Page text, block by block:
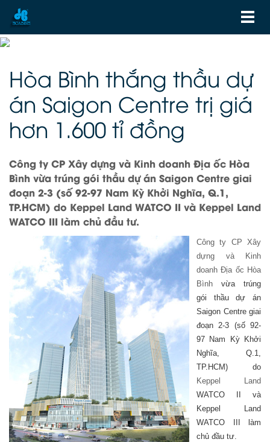
Hòa Bình thắng thầu dự
án Saigon Centre trị giá
hơn 1.600 tỉ đồng
Công ty CP Xây dựng và Kinh doanh Địa ốc Hòa
Bình vừa trúng gói thầu dự án Saigon Centre giai
đoạn 2-3 (số 92-97 Nam Kỳ Khởi Nghĩa, Q.1,
TP.HCM) do Keppel Land WATCO II và Keppel Land
WATCO III làm chủ đầu tư.
Công ty CP Xây
dựng và Kinh
doanh Địa ốc Hòa
Bình vừa trúng
gói thầu dự án
Saigon Centre giai
đoạn 2-3 (số 92-
97 Nam Kỳ Khởi
Nghĩa, Q.1,
TP.HCM) do
Keppel Land
WATCO II và
Keppel Land
WATCO III làm
chủ đầu tư.